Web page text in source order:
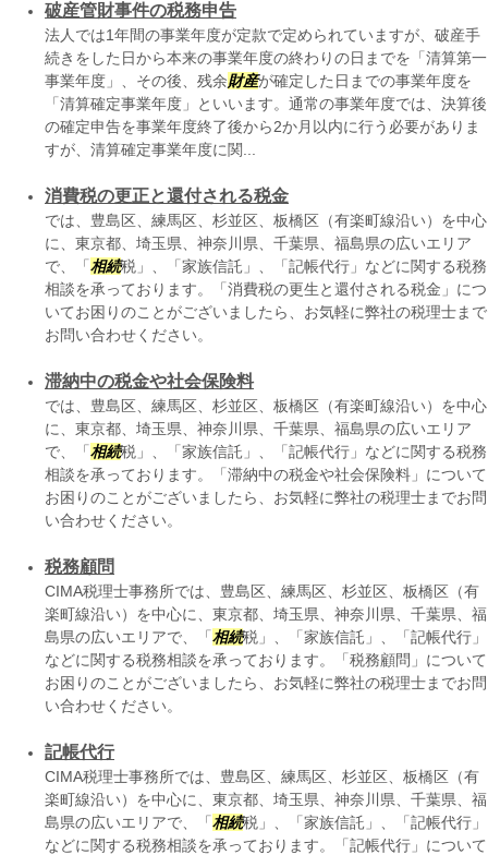
破産管財事件の税務申告
法人では1年間の事業年度が定款で定められていますが、破産手
続きをした日から本来の事業年度の終わりの日までを「清算第一
事業年度」、その後、残余財産が確定した日までの事業年度を
「清算確定事業年度」といいます。通常の事業年度では、決算後
の確定申告を事業年度終了後から2か月以内に行う必要がありま
すが、清算確定事業年度に関...
消費税の更正と還付される税金
では、豊島区、練馬区、杉並区、板橋区（有楽町線沿い）を中心
に、東京都、埼玉県、神奈川県、千葉県、福島県の広いエリア
で、「 相続税」、「家族信託」、「記帳代行」などに関する税務
相談を承っております。「消費税の更生と還付される税金」につ
いてお困りのことがございましたら、お気軽に弊社の税理士まで
お問い合わせください。
滞納中の税金や社会保険料
では、豊島区、練馬区、杉並区、板橋区（有楽町線沿い）を中心
に、東京都、埼玉県、神奈川県、千葉県、福島県の広いエリア
で、「 相続税」、「家族信託」、「記帳代行」などに関する税務
相談を承っております。「滞納中の税金や社会保険料」について
お困りのことがございましたら、お気軽に弊社の税理士までお問
い合わせください。
税務顧問
CIMA税理士事務所では、豊島区、練馬区、杉並区、板橋区（有
楽町線沿い）を中心に、東京都、埼玉県、神奈川県、千葉県、福
島県の広いエリアで、「 相続税」、「家族信託」、「記帳代行」
などに関する税務相談を承っております。「税務顧問」について
お困りのことがございましたら、お気軽に弊社の税理士までお問
い合わせください。
記帳代行
CIMA税理士事務所では、豊島区、練馬区、杉並区、板橋区（有
楽町線沿い）を中心に、東京都、埼玉県、神奈川県、千葉県、福
島県の広いエリアで、「 相続税」、「家族信託」、「記帳代行」
などに関する税務相談を承っております。「記帳代行」について